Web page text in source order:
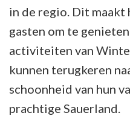
in de regio. Dit
gasten om te
activiteiten van
kunnen terugkeren
schoonheid van hun
prachtige Sauerland.